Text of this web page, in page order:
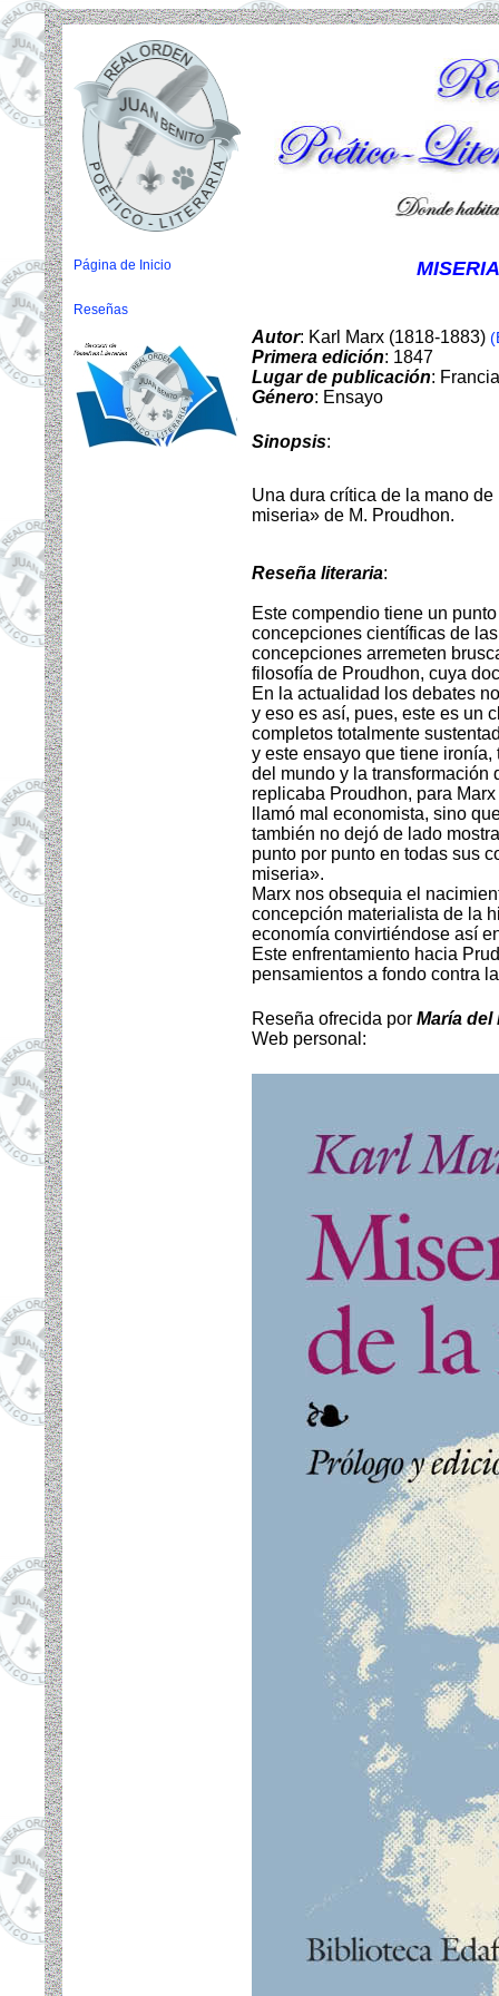
Página de Inicio
Reseñas
Autor: Karl Marx (1818-1883)
Primera edición: 1847
Lugar de publicación: Francia
Género: Ensayo
Sinopsis:
Una dura crítica de la mano
miseria» de M. Proudhon.
Reseña literaria:
Este compendio tiene un
concepciones científicas de
concepciones arremeten
filosofía de Proudhon, cuya
En la actualidad los debates
y eso es así, pues, este es un
completos totalmente
y este ensayo que tiene
del mundo y la transformación
replicaba Proudhon, para
llamó mal economista, sino
también no dejó de lado
punto por punto en todas sus
miseria».
Marx nos obsequia el
concepción materialista de la
economía convirtiéndose así
Este enfrentamiento hacia
pensamientos a fondo contra
Reseña ofrecida por María del
Web personal: